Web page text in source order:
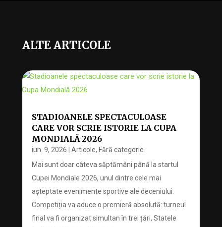
ALTE ARTICOLE
STADIOANELE SPECTACULOASE
CARE VOR SCRIE ISTORIE LA CUPA
MONDIALĂ 2026
iun. 9, 2026 Articole, Fără categorie
Mai sunt doar câteva săptămâni până la startul
Cupei Mondiale 2026, unul dintre cele mai
așteptate evenimente sportive ale deceniului.
Competiția va aduce o premieră absolută: turneul
final va fi organizat simultan în trei țări, Statele